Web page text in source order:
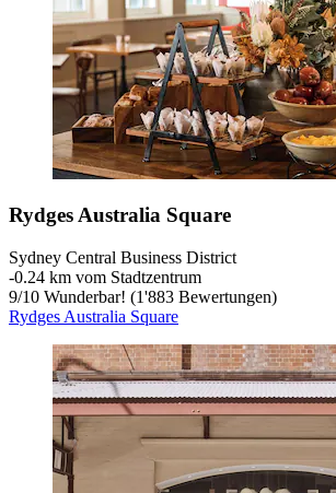
Rydges Australia Square
Sydney Central Business District
‐0.24 km vom Stadtzentrum
9/10 Wunderbar! (1'883 Bewertungen)
Rydges Australia Square